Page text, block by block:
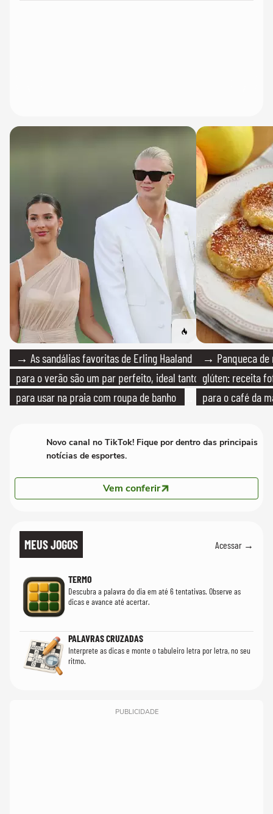
→ As sandálias favoritas de Erling Haaland
para o verão são um par perfeito, ideal tanto
para usar na praia com roupa de banho
→ Panqueca de
glúten: receita
para o café da
Novo canal no TikTok! Fique por dentro das principais
notícias de esportes.
Vem conferir
MEUS JOGOS Acessar →
TERMO
Descubra a palavra do dia em até 6 tentativas. Observe as
dicas e avance até acertar.
PALAVRAS CRUZADAS
Interprete as dicas e monte o tabuleiro letra por letra, no seu
ritmo.
PUBLICIDADE